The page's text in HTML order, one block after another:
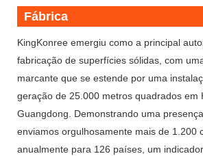
Fábrica
KingKonree emergiu como a principal
fabricação de superfícies sólidas, com
marcante que se estende por uma
geração de 25.000 metros quadrados em
Guangdong. Demonstrando uma
enviamos orgulhosamente mais de 1.200
anualmente para 126 países, um